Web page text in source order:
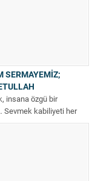
SERMAYEMİZ;
insana özgü bir
Sevmek kabiliyeti her
vardır. Bu kabiliyeti